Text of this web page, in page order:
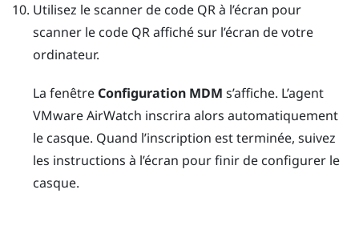
Utilisez le scanner de code QR à l’écran pour
scanner le code QR affiché sur l’écran de votre
ordinateur.
La fenêtre Configuration MDM s’affiche. L’agent
VMware AirWatch inscrira alors automatiquement
le casque. Quand l’inscription est terminée, suivez
les instructions à l’écran pour finir de configurer le
casque.